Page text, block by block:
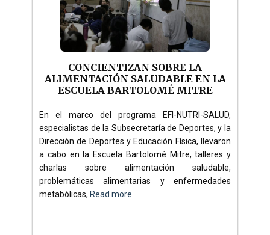
CONCIENTIZAN SOBRE LA
ALIMENTACIÓN SALUDABLE EN LA
ESCUELA BARTOLOMÉ MITRE
En el marco del programa EFI-NUTRI-SALUD,
especialistas de la Subsecretaría de Deportes, y la
Dirección de Deportes y Educación Física, llevaron
a cabo en la Escuela Bartolomé Mitre, talleres y
charlas sobre alimentación saludable,
problemáticas alimentarias y enfermedades
metabólicas, Read more